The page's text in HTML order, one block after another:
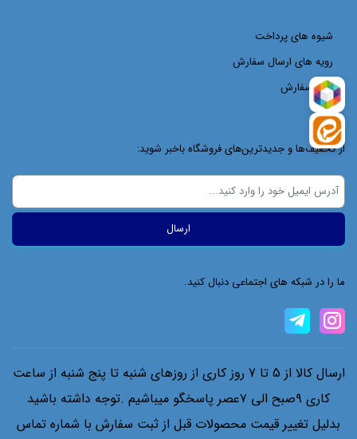
شیوه های پرداخت
رویه های ارسال سفارش
ثبت سفارش
از تخفیف‌ها و جدیدترین‌های فروشگاه باخبر شوید:
ما را در شبکه های اجتماعی دنبال کنید.
ارسال کالا از 5 تا 7 روز کاری از روزهای شنبه تا پنج شنبه از ساعت
کاری ۹صبح الی ۷عصر پاسخگو میباشیم .توجه داشته باشید
بدلیل تغییر قیمت محصولات قبل از ثبت سفارش با شماره تماس